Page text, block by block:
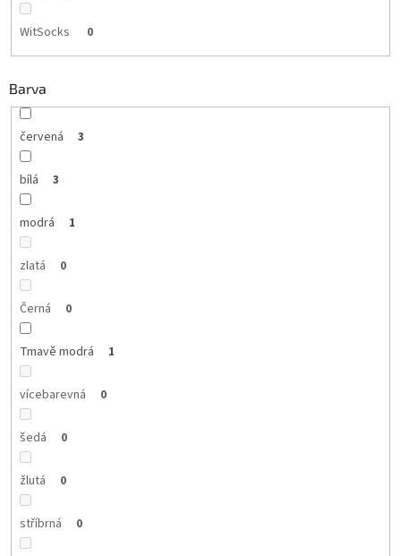
WitSocks 0
Barva
červená 3
bílá 3
modrá 1
zlatá 0
Černá 0
Tmavě modrá 1
vícebarevná 0
šedá 0
žlutá 0
stříbrná 0